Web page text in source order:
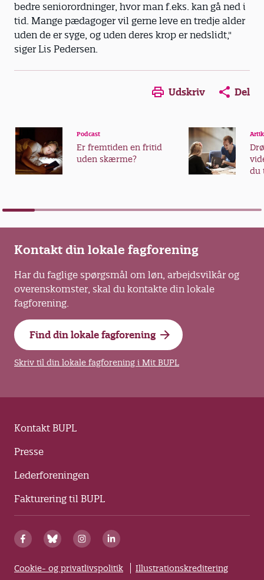
bedre seniorordninger, hvor man f.eks. kan gå ned i
tid. Mange pædagoger vil gerne leve en tredje alder
uden de er syge, og uden deres krop er nedslidt,"
siger Lis Pedersen.
Udskriv Del
Podcast
Er fremtiden en fritid
uden skærme?
du
Kontakt din lokale fagforening
Har du faglige spørgsmål om løn, arbejdsvilkår og
overenskomster, skal du kontakte din lokale
fagforening.
Find din lokale fagforening
Skriv til din lokale fagforening i Mit BUPL
Kontakt BUPL
Presse
Lederforeningen
Fakturering til BUPL
Cookie- og privatlivspolitik Illustrationskreditering